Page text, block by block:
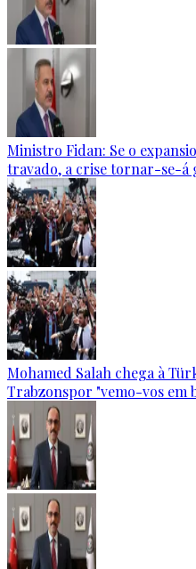
Ministro Fidan: Se o
travado, a crise tornar-se-á
Mohamed Salah chega à
Trabzonspor "vemo-vos em